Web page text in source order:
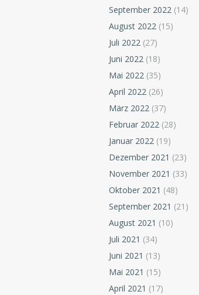
September 2022 (14)
August 2022 (15)
Juli 2022 (27)
Juni 2022 (18)
Mai 2022 (35)
April 2022 (26)
März 2022 (37)
Februar 2022 (28)
Januar 2022 (19)
Dezember 2021 (23)
November 2021 (33)
Oktober 2021 (48)
September 2021 (21)
August 2021 (10)
Juli 2021 (34)
Juni 2021 (13)
Mai 2021 (15)
April 2021 (17)